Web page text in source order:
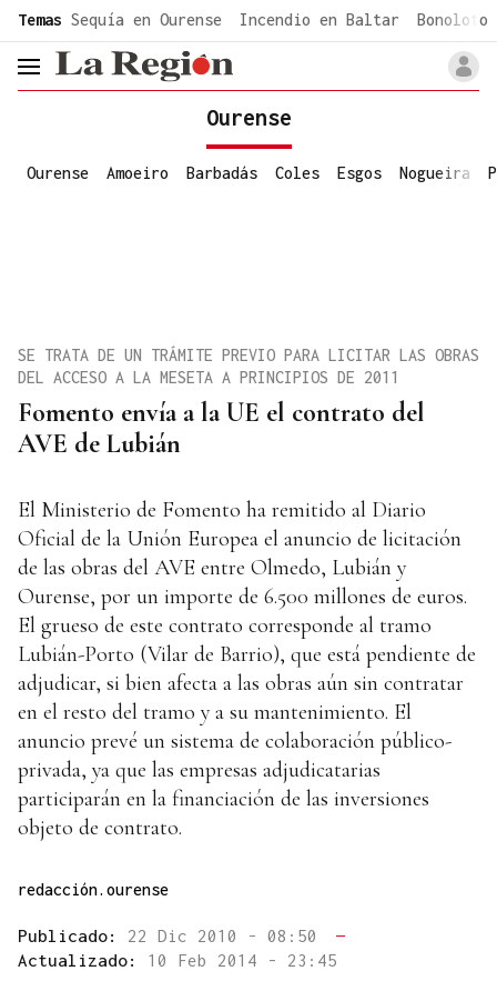
common.go-to-content
Temas Sequía en Ourense Incendio en Baltar Bonoloto
header.menu.open
Ourense
Ourense Amoeiro Barbadás Coles Esgos Nogueira
Fomento envía a la UE el contrato del
AVE de Lubián
SE TRATA DE UN TRÁMITE PREVIO PARA LICITAR LAS OBRAS
DEL ACCESO A LA MESETA A PRINCIPIOS DE 2011
El Ministerio de Fomento ha remitido al Diario
Oficial de la Unión Europea el anuncio de licitación
de las obras del AVE entre Olmedo, Lubián y
Ourense, por un importe de 6.500 millones de euros.
El grueso de este contrato corresponde al tramo
Lubián-Porto (Vilar de Barrio), que está pendiente de
adjudicar, si bien afecta a las obras aún sin contratar
en el resto del tramo y a su mantenimiento. El
anuncio prevé un sistema de colaboración público-
privada, ya que las empresas adjudicatarias
participarán en la financiación de las inversiones
objeto de contrato.
redacción.ourense
Publicado: 22 Dic 2010 - 08:50
—
Actualizado: 10 Feb 2014 - 23:45